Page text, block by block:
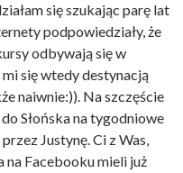
się szukając parę lat
podpowiedziały, że
odbywają się w
się wtedy destynacją
naiwnie:)). Na szczęście
Słońska na tygodniowe
Justynę. Ci z Was,
Facebooku mieli już